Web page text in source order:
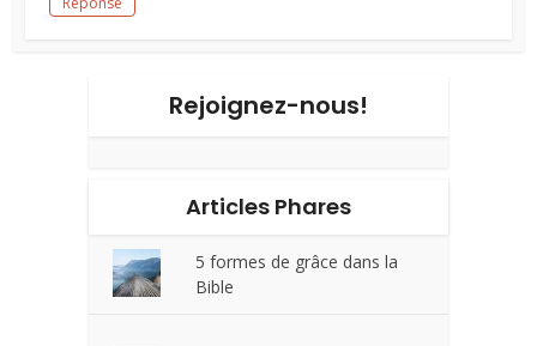
Rejoignez-nous!
Articles Phares
5 formes de grâce dans la
Bible